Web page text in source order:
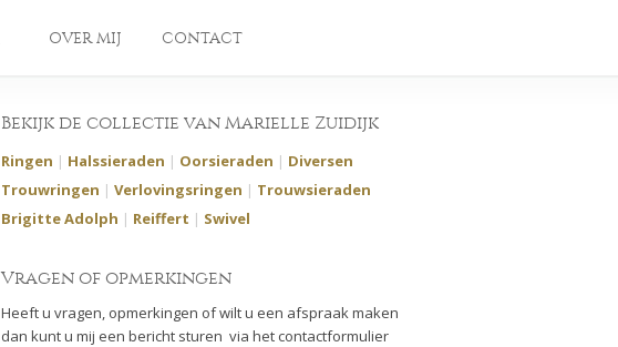
OVER MIJ CONTACT
Bekijk de collectie van Marielle Zuidijk
Ringen | Halssieraden | Oorsieraden | Diversen
Trouwringen | Verlovingsringen | Trouwsieraden
Brigitte Adolph | Reiffert | Swivel
Vragen of opmerkingen
Heeft u vragen, opmerkingen of wilt u een afspraak maken
dan kunt u mij een bericht sturen via het contactformulier